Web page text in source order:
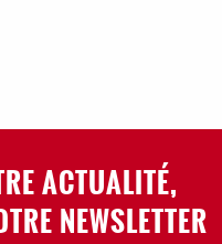
ACTUALITÉ,
NEWSLETTER